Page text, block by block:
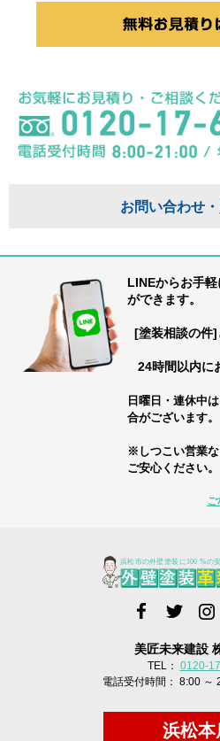
お問い合わせ
LINEからお手
ができます。
[塗装相談の件]
24時間以内に
日曜日・連休中
合がございます。
※しつこい営業
ご安心ください。
ご
美匠未来建設
TEL： 0120-
電話受付時間： 8:00 ～
浜松本